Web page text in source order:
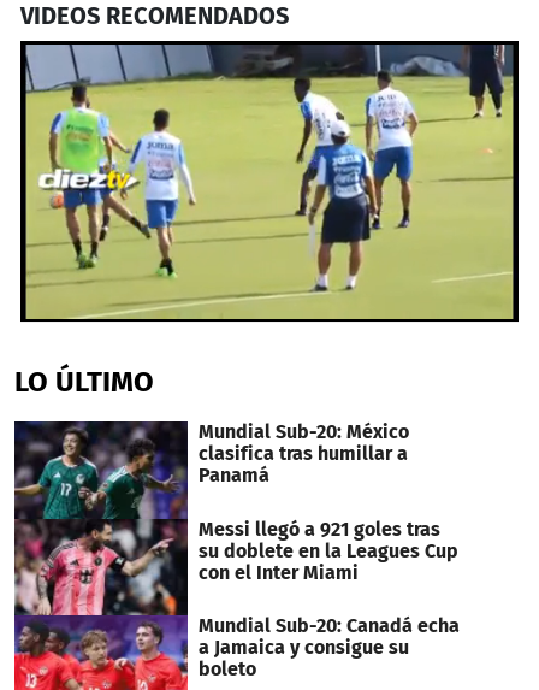
VIDEOS RECOMENDADOS
of
1
32
seconds
LO ÚLTIMO
Mundial Sub-20: México
clasifica tras humillar a
Panamá
Messi llegó a 921 goles tras
su doblete en la Leagues Cup
con el Inter Miami
Mundial Sub-20: Canadá echa
a Jamaica y consigue su
boleto